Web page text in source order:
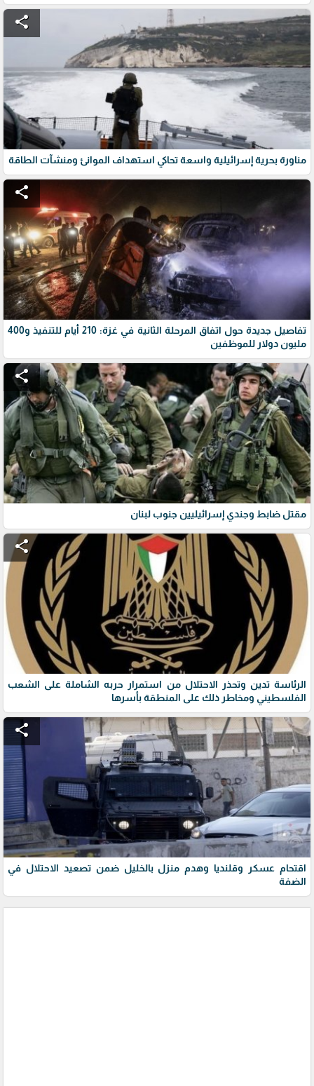
share
مناورة بحرية إسرائيلية واسعة تحاكي استهداف الموانئ ومنشآت الطاقة
share
تفاصيل جديدة حول اتفاق المرحلة الثانية في غزة: 210 أيام للتنفيذ و400
مليون دولار للموظفين
share
مقتل ضابط وجندي إسرائيليين جنوب لبنان
share
الرئاسة تدين وتحذر الاحتلال من استمرار حربه الشاملة على الشعب
الفلسطيني ومخاطر ذلك على المنطقة بأسرها
share
اقتحام عسكر وقلنديا وهدم منزل بالخليل ضمن تصعيد الاحتلال في
الضفة